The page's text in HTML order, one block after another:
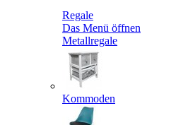
Regale
Das Menü öffnen
Metallregale
Kommoden